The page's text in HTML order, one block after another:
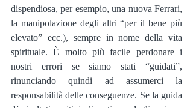
dispendiosa, per esempio, una nuova Ferrari,
la manipolazione degli altri “per il bene più
elevato” ecc.), sempre in nome della vita
spirituale. È molto più facile perdonare i
nostri errori se siamo stati “guidati”,
rinunciando quindi ad assumerci la
responsabilità delle conseguenze. Se la guida